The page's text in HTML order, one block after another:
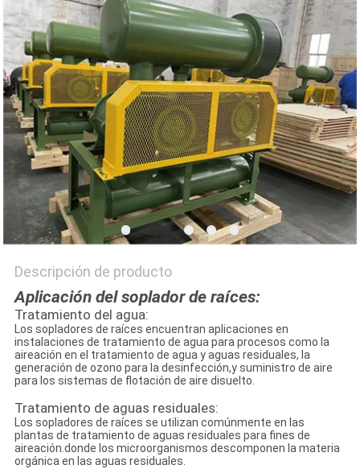
MAPA
DEL
SITIO
PRIVACY
POLICY
Descripción de producto
Aplicación del soplador de raíces:
Tratamiento del agua:
Los sopladores de raíces encuentran aplicaciones en
instalaciones de tratamiento de agua para procesos como la
aireación en el tratamiento de agua y aguas residuales, la
generación de ozono para la desinfección,y suministro de aire
para los sistemas de flotación de aire disuelto.
Tratamiento de aguas residuales:
Los sopladores de raíces se utilizan comúnmente en las
plantas de tratamiento de aguas residuales para fines de
aireación.donde los microorganismos descomponen la materia
orgánica en las aguas residuales.